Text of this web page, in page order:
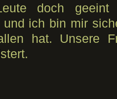
doch
und ich bin mir
hat. Unsere